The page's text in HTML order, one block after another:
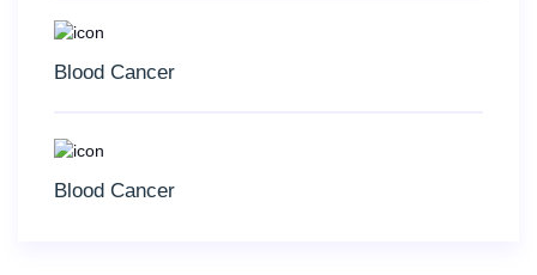
Blood Cancer
Blood Cancer